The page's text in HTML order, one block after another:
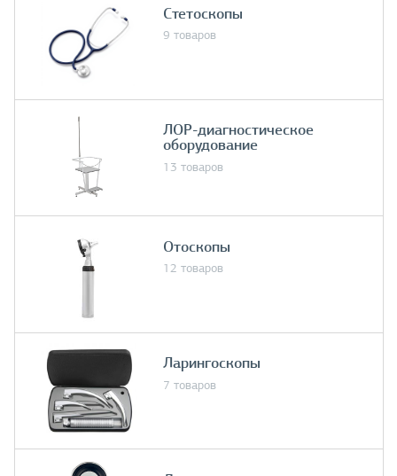
Стетоскопы
9 товаров
ЛОР-диагностическое
оборудование
13 товаров
Отоскопы
12 товаров
Ларингоскопы
7 товаров